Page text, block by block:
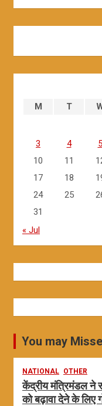
M T
3
4 5
10
11
17
18
24
25
31
« Jul
You may
NATIONAL OTHER
केंद्रीय मंत्रिमंडल ने
को बढ़ावा देने के लिए